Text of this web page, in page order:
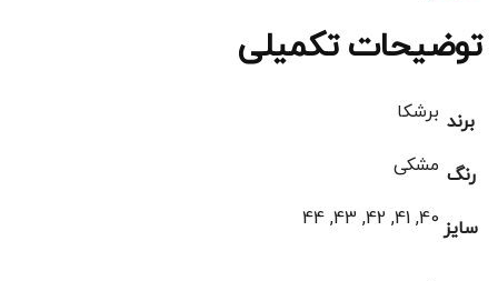
توضیحات تکمیلی
برند برشکا
رنگ مشکی
سایز 40, 41, 42, 43, 44